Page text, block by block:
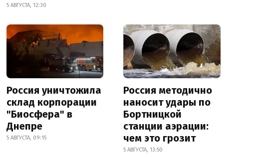
5 АВГУСТА, 12:30
Россия уничтожила
склад корпорации
"Биосфера" в
Днепре
5 АВГУСТА, 09:15
Россия методично
наносит удары по
Бортницкой
станции аэрации:
чем это грозит
5 АВГУСТА, 13:50